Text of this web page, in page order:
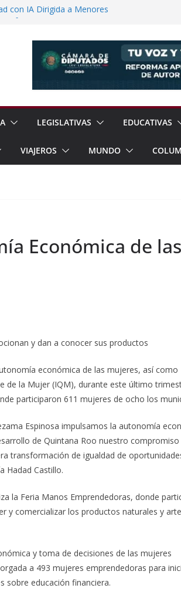
con IA Dirigida a Menores
Mercado Chino con Acuerdo de
Refuerzan Oferta Educativa en
LEGISLATIVAS EDUCATIVAS
VIAJEROS MUNDO
Económica de las
y dan a conocer sus productos
económica de las mujeres, así como
la Mujer (IQM), durante este último
participaron 611 mujeres de ocho los
Espinosa impulsamos la autonomía
de Quintana Roo nuestro compromiso
transformación de igualdad de
Hadad Castillo.
la Feria Manos Emprendedoras, donde
y comercializar los productos naturales y
y toma de decisiones de las mujeres
a 493 mujeres emprendedoras para
sobre educación financiera.